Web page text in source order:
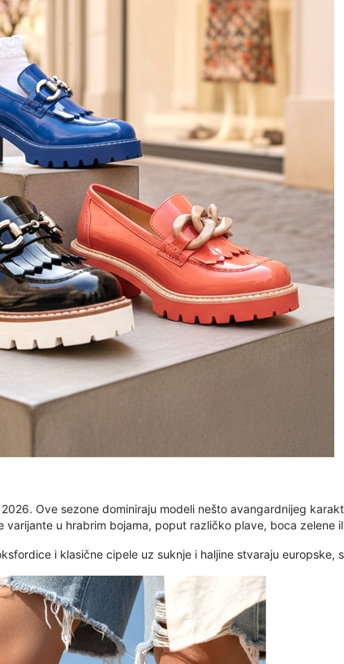
Ove sezone dominiraju modeli nešto avangardnijeg
u hrabrim bojama, poput različko plave, boca zelene
i klasične cipele uz suknje i haljine stvaraju europske,